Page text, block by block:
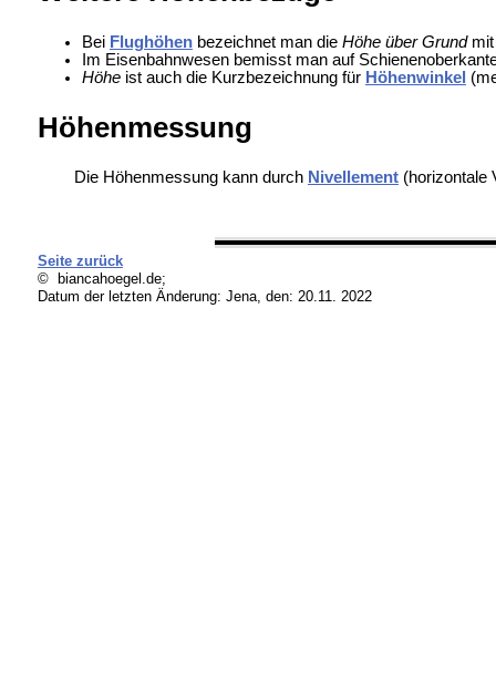
Bei Flughöhenbezeichnet man die Höhe über Grundmit
Im Eisenbahnwesen bemisst man auf
Höheist auch die Kurzbezeichnung für Höhenwinkel
Höhenmessung
Die Höhenmessung kann durch Nivellement(horizontale
Seite zurück
© biancahoegel.de;
Datum der letzten Änderung: Jena, den: 20.11. 2022